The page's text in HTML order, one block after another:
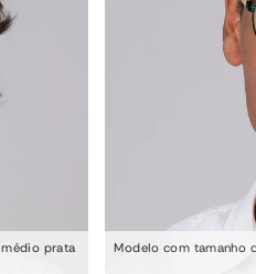
prata Modelo com tamanho